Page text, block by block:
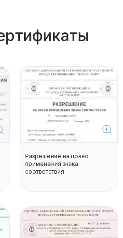
Разрешение на право
применения знака
соответствия